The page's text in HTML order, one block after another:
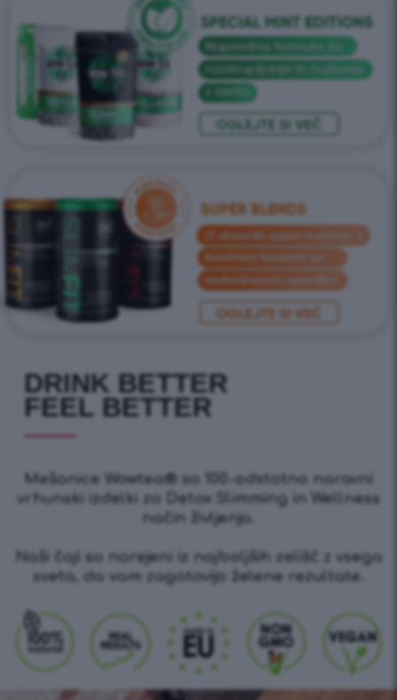
DRINK BETTER
FEEL BETTER
Mešanice Wowtea® so 100-odstotno naravni
vrhunski izdelki za Detox Slimming in Wellness
način življenja.
Naši čaji so narejeni iz najboljših zelišč z vsega
sveta, da vam zagotovijo želene rezultate.